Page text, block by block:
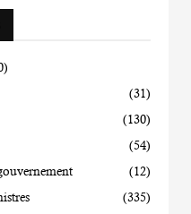
(31)
(130)
(54)
(12)
(335)